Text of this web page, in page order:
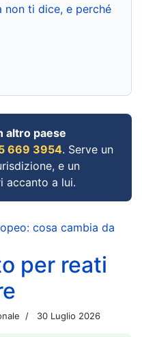
non ti dice, e perché
altro paese
669 3954. Serve un
e un
accanto a lui.
cosa cambia da
per reati
30 Luglio 2026